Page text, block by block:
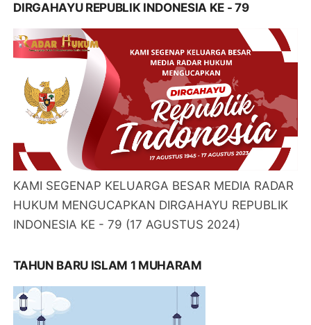
DIRGAHAYU REPUBLIK INDONESIA KE - 79
KAMI SEGENAP KELUARGA BESAR MEDIA RADAR
HUKUM MENGUCAPKAN DIRGAHAYU REPUBLIK
INDONESIA KE - 79 (17 AGUSTUS 2024)
TAHUN BARU ISLAM 1 MUHARAM